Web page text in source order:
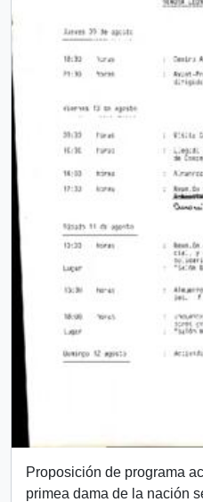
Proposición de programa
primea dama de la nación